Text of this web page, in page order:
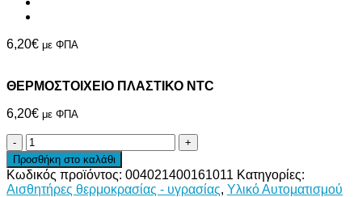
6,20€ με ΦΠΑ
ΘΕΡΜΟΣΤΟΙΧΕΙΟ ΠΛΑΣΤΙΚΟ NTC
6,20€ με ΦΠΑ
ΘΕΡΜΟΣΤΟΙΧΕΙΟ
ΠΛΑΣΤΙΚΟ
NTC
ποσότητα
Προσθήκη στο καλάθι
Κωδικός προϊόντος: 004021400161011 Κατηγορίες:
Αισθητήρες θερμοκρασίας - υγρασίας, Υλικό Αυτοματισμού